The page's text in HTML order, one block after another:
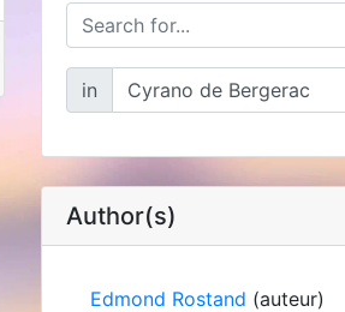
in
Author(s)
Edmond Rostand (auteur)